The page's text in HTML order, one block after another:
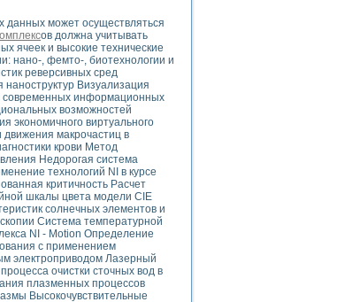
и исследования методов расширения его полосы
LabVIEW
сверхпроводников
Дер Поля
технологий и программных средств
данных может осуществляться
ов должна учитывать
ячеек и высокие технические
нано-, фемто-, биотехнологии и
реверсивных сред
Визуализация
современных информационных
возможностей
экономичного виртуального
макрочастиц в
крови Метод
Недорогая система
технологий NI в курсе
критичность Расчет
шкалы цвета модели CIE
солнечных элементов и
Система температурной
NI - Motion Определение
с применением
электроприводом Лазерный
очистки сточных вод в
плазменных процессов
Высокочувствительные